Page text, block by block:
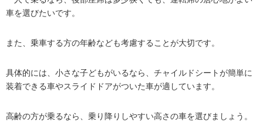
車を選びたいです。
また、乗車する方の年齢なども考慮することが大切です。
具体的には、小さな子どもがいるなら、チャイルドシートが簡単に
装着できる車やスライドドアがついた車が適しています。
高齢の方が乗るなら、乗り降りしやすい高さの車を選びましょう。